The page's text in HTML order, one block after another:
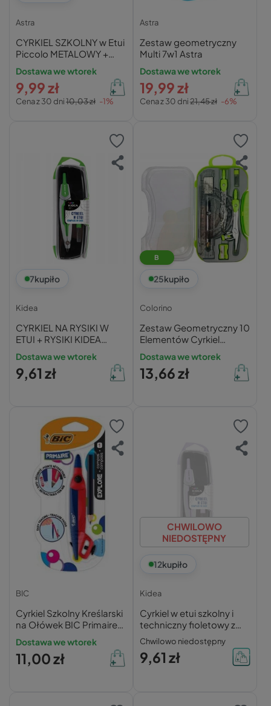
Astra
CYRKIEL SZKOLNY w Etui
Piccolo METALOWY +
Rysik Astra
Dostawa we wtorek
Cena z 30 dni10,03 zł -1%
9,99 zł
Astra
Zestaw geometryczny
Multi 7w1 Astra
Dostawa we wtorek
Cena z 30 dni21,45 zł -6%
19,99 zł
7kupiło
Kidea
CYRKIEL NA RYSIKI W
ETUI + RYSIKI KIDEA
ZIELONY
Dostawa we wtorek
9,61 zł
B
25kupiło
Colorino
Zestaw Geometryczny 10
Elementów Cyrkiel
Ołówek Linijki Ekierka
ZIELONY
Dostawa we wtorek
13,66 zł
BIC
Cyrkiel Szkolny Kreślarski
na Ołówek BIC Primaire
Explore Precyzyjny Trwały
Dostawa we wtorek
11,00 zł
CHWILOWO
NIEDOSTĘPNY
12kupiło
Kidea
Cyrkiel w etui szkolny i
techniczny fioletowy z
zapasowymi rysikami
Kidea
Chwilowo niedostępny
9,61 zł